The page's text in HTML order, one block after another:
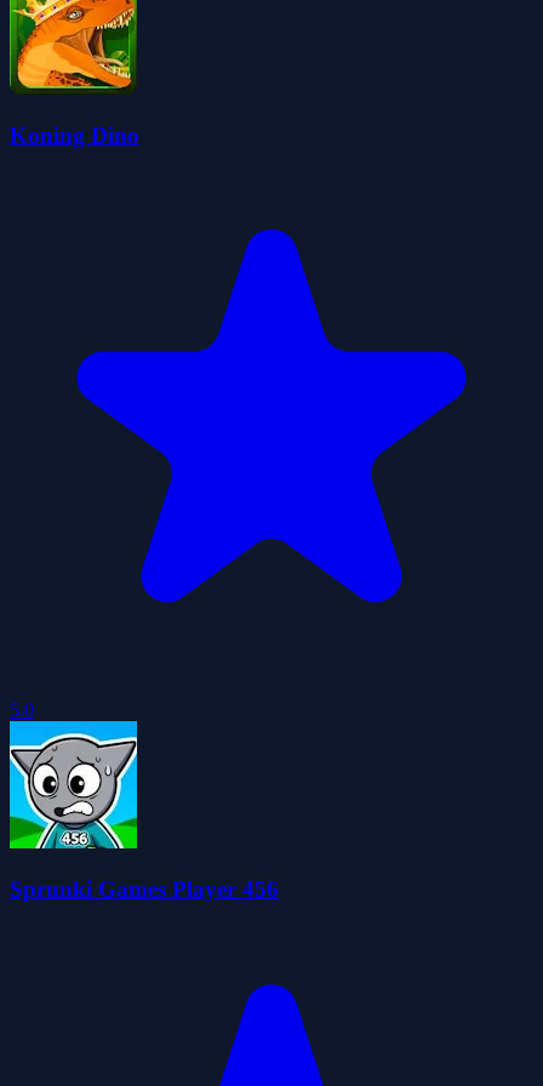
Koning Dino
5.0
Sprunki Games Player 456